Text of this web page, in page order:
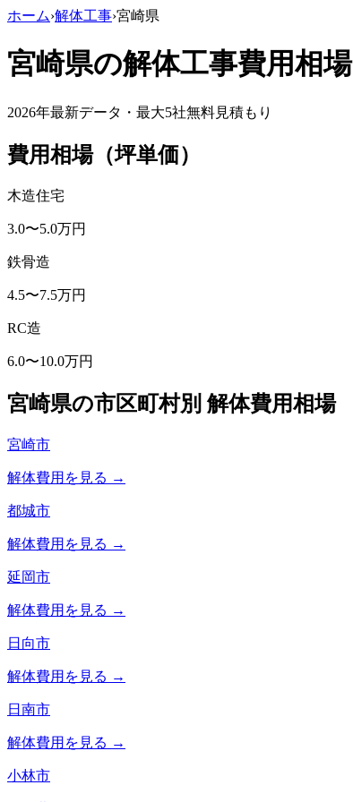
ホーム›解体工事›宮崎県
宮崎県の解体工事費用相場
2026年最新データ・最大5社無料見積もり
費用相場（坪単価）
木造住宅
3.0〜5.0万円
鉄骨造
4.5〜7.5万円
RC造
6.0〜10.0万円
宮崎県の市区町村別 解体費用相場
宮崎市
解体費用を見る →
都城市
解体費用を見る →
延岡市
解体費用を見る →
日向市
解体費用を見る →
日南市
解体費用を見る →
小林市